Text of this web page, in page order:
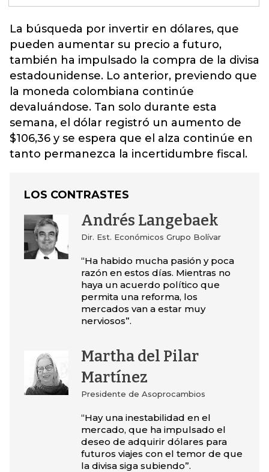
La búsqueda por invertir en dólares, que
pueden aumentar su precio a futuro,
también ha impulsado la compra de la divisa
estadounidense. Lo anterior, previendo que
la moneda colombiana continúe
devaluándose. Tan solo durante esta
semana, el dólar registró un aumento de
$106,36 y se espera que el alza continúe en
tanto permanezca la incertidumbre fiscal.
LOS CONTRASTES
Andrés Langebaek
Dir. Est. Económicos Grupo Bolívar
“Ha habido mucha pasión y poca
razón en estos días. Mientras no
haya un acuerdo político que
permita una reforma, los
mercados van a estar muy
nerviosos”.
Martha del Pilar
Martínez
Presidente de Asoprocambios
“Hay una inestabilidad en el
mercado, que ha impulsado el
deseo de adquirir dólares para
futuros viajes con el temor de que
la divisa siga subiendo”.